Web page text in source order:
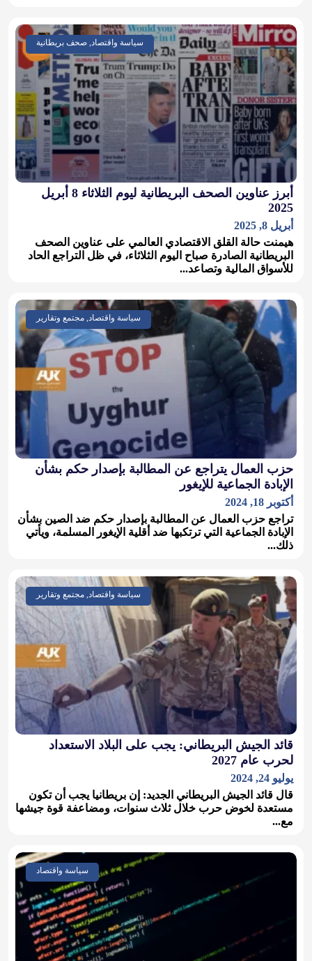
سياسة واقتصاد, صحف بريطانية
أبرز عناوين الصحف البريطانية ليوم الثلاثاء 8 أبريل
2025
أبريل 8, 2025
هيمنت حالة القلق الاقتصادي العالمي على عناوين الصحف
البريطانية الصادرة صباح اليوم الثلاثاء، في ظل التراجع الحاد
للأسواق المالية وتصاعد...
سياسة واقتصاد, مجتمع وتقارير
حزب العمال يتراجع عن المطالبة بإصدار حكم بشأن
الإبادة الجماعية للإيغور
أكتوبر 18, 2024
تراجع حزب العمال عن المطالبة بإصدار حكم ضد الصين بشأن
الإبادة الجماعية التي ترتكبها ضد أقلية الإيغور المسلمة، ويأتي
ذلك...
سياسة واقتصاد, مجتمع وتقارير
قائد الجيش البريطاني: يجب على البلاد الاستعداد
لحرب عام 2027
يوليو 24, 2024
قال قائد الجيش البريطاني الجديد: إن بريطانيا يجب أن تكون
مستعدة لخوض حرب خلال ثلاث سنوات، ومضاعفة قوة جيشها
مع...
سياسة واقتصاد